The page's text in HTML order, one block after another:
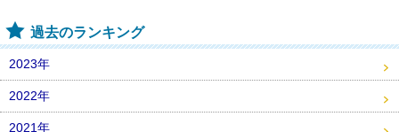
過去のランキング
2023年
2022年
2021年